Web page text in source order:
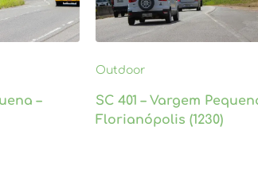
–
Outdoor
SC 401 – Vargem
Florianópolis (1230)